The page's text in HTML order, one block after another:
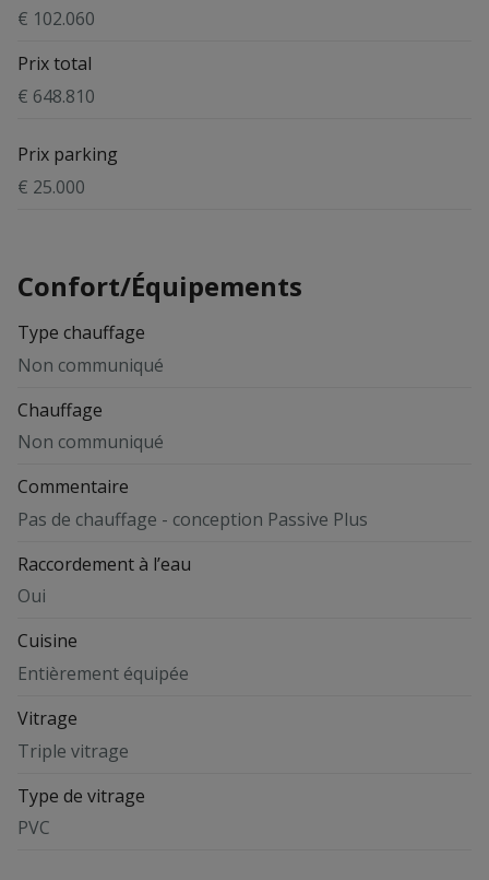
€ 102.060
Prix total
€ 648.810
Prix parking
€ 25.000
Confort/Équipements
Type chauffage
Non communiqué
Chauffage
Non communiqué
Commentaire
Pas de chauffage - conception Passive Plus
Raccordement à l’eau
Oui
Cuisine
Entièrement équipée
Vitrage
Triple vitrage
Type de vitrage
PVC